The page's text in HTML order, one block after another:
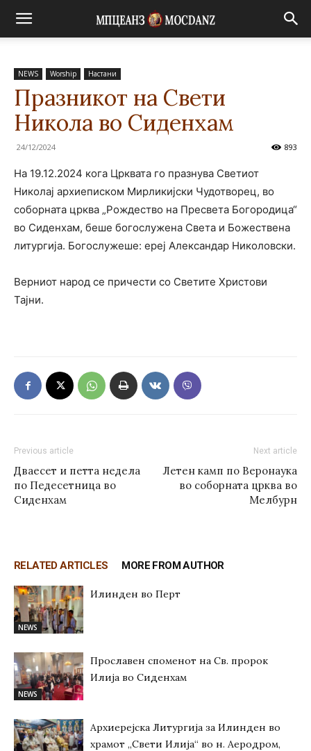
NEWS Worship Настани
Празникот на Свети
Никола во Сиденхам
24/12/2024 893
На 19.12.2024 кога Црквата го празнува Светиот
Николај архиеписком Мирликијски Чудотворец, во
соборната црква „Рождество на Пресвета Богородица“
во Сиденхам, беше богослужена Света и Божествена
литургија. Богослужеше: ереј Александар Николовски.
Верниот народ се причести со Светите Христови
Тајни.
Previous article
Дваесет и петта недела
по Педесетница во
Сиденхам
Next article
Летен камп по Веронаука
во соборната црква во
Мелбурн
RELATED ARTICLES MORE FROM AUTHOR
NEWS
Илинден во Перт
NEWS
Прославен споменот на Св. пророк
Илија во Сиденхам
Архиерејска Литургија за Илинден во
храмот „Свети Илија“ во н. Аеродром,